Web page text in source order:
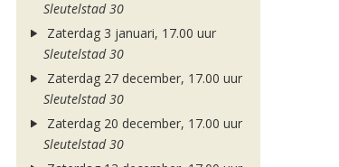
Sleutelstad 30
Zaterdag 3 januari, 17.00 uur
Sleutelstad 30
Zaterdag 27 december, 17.00 uur
Sleutelstad 30
Zaterdag 20 december, 17.00 uur
Sleutelstad 30